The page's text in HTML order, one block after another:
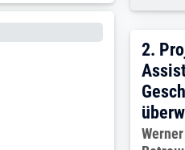
2.
2.